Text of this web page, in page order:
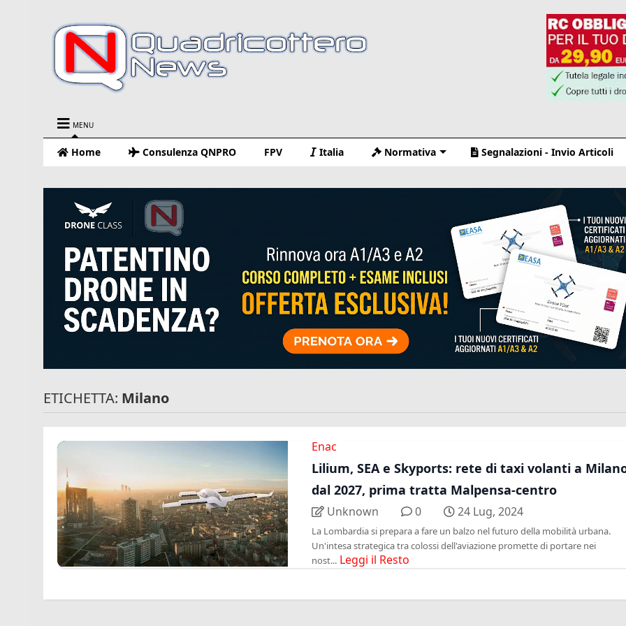
MENU
Home Consulenza QNPRO FPV Italia Normativa Segnalazioni - Invio Articoli
ETICHETTA: Milano
Enac
Lilium, SEA e Skyports: rete di taxi volanti a
dal 2027, prima tratta Malpensa-centro
Unknown 0 24 Lug, 2024
La Lombardia si prepara a fare un balzo nel futuro della mobilità urbana.
Un'intesa strategica tra colossi dell'aviazione promette di portare nei
nost... Leggi il Resto